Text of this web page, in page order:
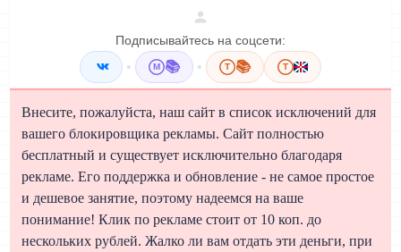
Подписывайтесь на соцсети:
• M 📚 • T 📚 T
Внесите, пожалуйста, наш сайт в список исключений для
вашего блокировщика рекламы. Сайт полностью
бесплатный и существует исключительно благодаря
рекламе. Его поддержка и обновление - не самое простое
и дешевое занятие, поэтому надеемся на ваше
понимание! Клик по рекламе стоит от 10 коп. до
нескольких рублей. Жалко ли вам отдать эти деньги, при